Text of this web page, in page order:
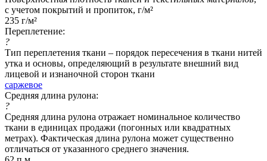
с учетом покрытий и пропиток, г/м²
235 г/м²
Переплетение:
?
Тип переплетения ткани – порядок пересечения в ткани нитей
утка и основы, определяющий в результате внешний вид
лицевой и изнаночной сторон ткани
саржевое
Средняя длина рулона:
?
Средняя длина рулона отражает номинальное количество
ткани в единицах продажи (погонных или квадратных
метрах). Фактическая длина рулона может существенно
отличаться от указанного среднего значения.